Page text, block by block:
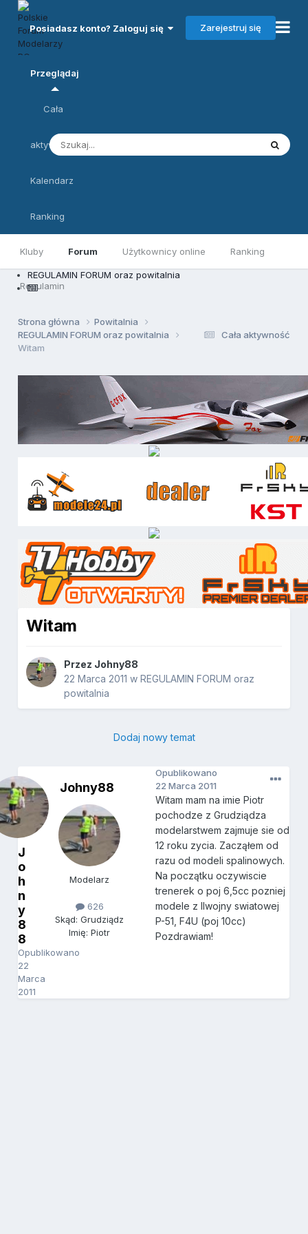
Posiadasz konto? Zaloguj się Zarejestruj się
Przeglądaj
Kluby Forum Użytkownicy online Ranking
Regulamin
Cała
aktywność
Kalendarz
Ranking
REGULAMIN FORUM oraz powitalnia
Cała aktywność
Strona główna
Powitalnia
REGULAMIN FORUM oraz powitalnia
Witam
Witam
Przez Johny88
22 Marca 2011 wREGULAMIN FORUM oraz
powitalnia
Dodaj nowy temat
J
o
h
n
y
8
8
Opublikowano
22
Marca
2011
Johny88
Modelarz
626
Skąd: Grudziądz
Imię: Piotr
Opublikowano
22 Marca 2011
Witam mam na imie Piotr
pochodze z Grudziądza
modelarstwem zajmuje sie od
12 roku zycia. Zacząłem od
razu od modeli spalinowych.
Na początku oczywiscie
trenerek o poj 6,5cc pozniej
modele z IIwojny swiatowej
P-51, F4U (poj 10cc)
Pozdrawiam!